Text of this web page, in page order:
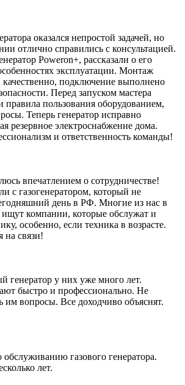
оказался непростой задачей, но
отлично справились с консультацией.
Poweron+, рассказали о его
эксплуатации. Монтаж
подключение выполнено
Перед запуском мастера
правила пользования оборудованием,
Теперь генератор исправно
резервное электроснабжение дома.
и ответственность команды!
впечатлением о сотрудничестве!
с газогенератором, который не
день в РФ. Многие из нас в
компании, которые обслужат и
особенно, если техника в возрасте.
на связи!
генератор у них уже много лет.
быстро и профессионально. Не
им вопросы. Все доходчиво объяснят.
газового генератора.
лет.